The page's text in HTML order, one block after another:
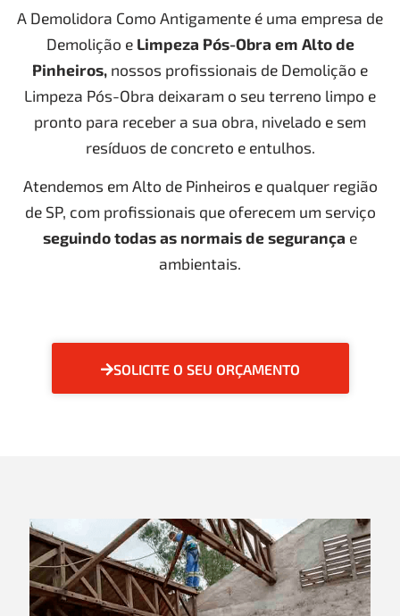
A Demolidora Como Antigamente é uma empresa de
Demolição e Limpeza Pós-Obra em Alto de
Pinheiros, nossos profissionais de Demolição e
Limpeza Pós-Obra deixaram o seu terreno limpo e
pronto para receber a sua obra, nivelado e sem
resíduos de concreto e entulhos.
Atendemos em Alto de Pinheiros e qualquer região
de SP, com profissionais que oferecem um serviço
seguindo todas as normais de segurança e
ambientais.
SOLICITE O SEU ORÇAMENTO